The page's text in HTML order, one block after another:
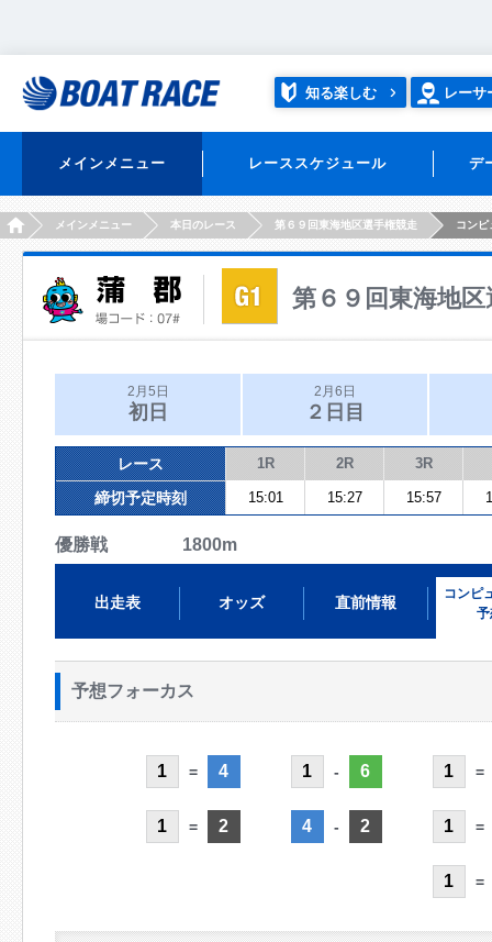
知る楽しむ レーサ
メインメニュー レーススケジュール デ
HOMEメインメニュー 本日のレース 第６９回東海地区選手権競走 コンピ
第６９回東海地
2月5日
初日
2月6日
２日目
レース 1R 2R 3R
締切予定時刻 15:01 15:27 15:57
優勝戦 1800m
出走表 オッズ 直前情報
コンピ
予
予想フォーカス
1 = 4
1 = 2
1 - 6
4 - 2
1 =
1 =
1 =